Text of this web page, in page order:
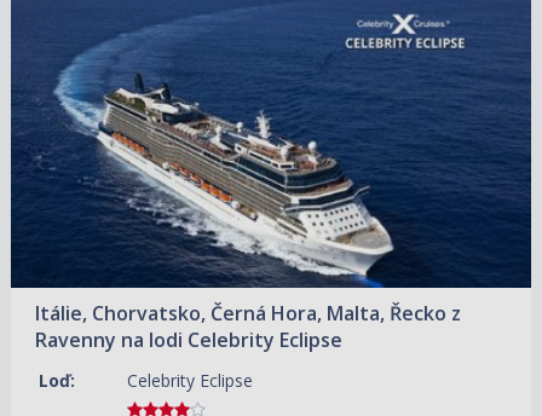
Itálie, Chorvatsko, Černá Hora, Malta, Řecko z
Ravenny na lodi Celebrity Eclipse
Loď: Celebrity Eclipse
ZOBRAZIT DETAIL
19.10.2026 – 30.10.2026
43 750 KČ/OS.